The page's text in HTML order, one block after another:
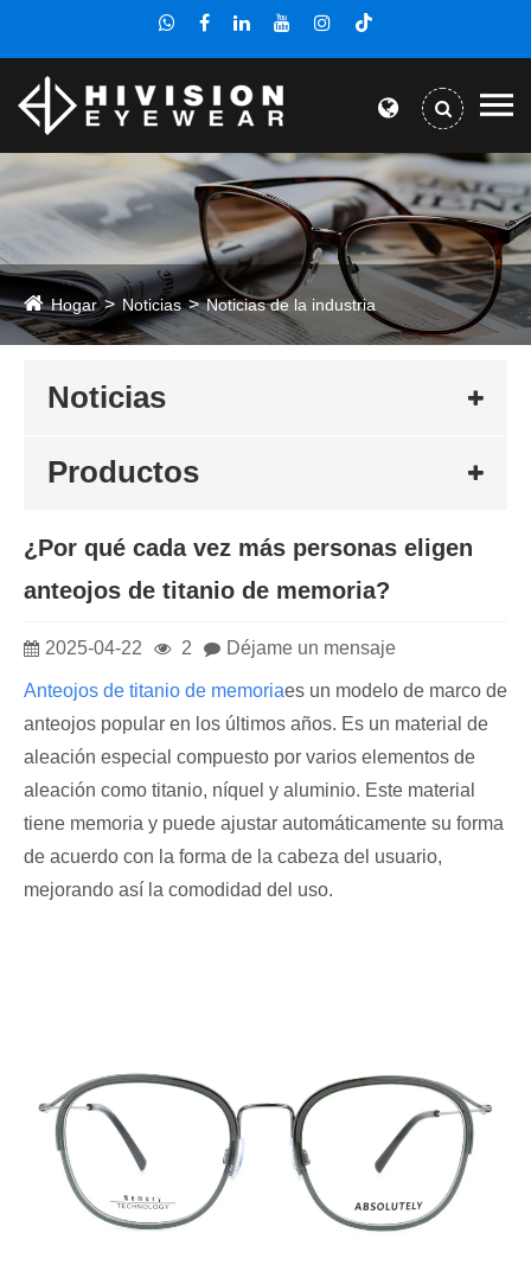
Hogar Noticias Noticias de la industria
Noticias
Productos
¿Por qué cada vez más personas eligen
anteojos de titanio de memoria?
2025-04-22 2 Déjame un mensaje
Anteojos de titanio de memoriaes un modelo de marco de
anteojos popular en los últimos años. Es un material de
aleación especial compuesto por varios elementos de
aleación como titanio, níquel y aluminio. Este material
tiene memoria y puede ajustar automáticamente su forma
de acuerdo con la forma de la cabeza del usuario,
mejorando así la comodidad del uso.